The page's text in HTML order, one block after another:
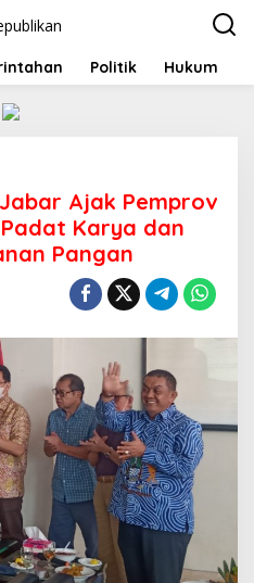
Politik Hukum
Ajak Pemprov
Karya dan
Pangan